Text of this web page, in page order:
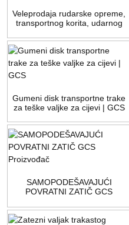
Veleprodaja rudarske opreme,
transportnog korita, udarnog
Gumeni disk transportne trake
za teške valjke za cijevi | GCS
SAMOPODEŠAVAJUĆI
POVRATNI ZATIČ GCS